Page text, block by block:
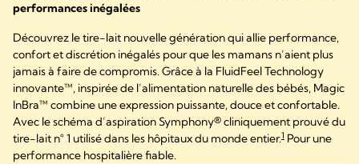
performances inégalées
Découvrez le tire-lait nouvelle génération qui allie performance,
confort et discrétion inégalés pour que les mamans n’aient plus
jamais à faire de compromis. Grâce à la FluidFeel Technology
innovante™, inspirée de l’alimentation naturelle des bébés, Magic
InBra™ combine une expression puissante, douce et confortable.
Avec le schéma d’aspiration Symphony® cliniquement prouvé du
tire-lait n° 1 utilisé dans les hôpitaux du monde entier.1 Pour une
performance hospitalière fiable.